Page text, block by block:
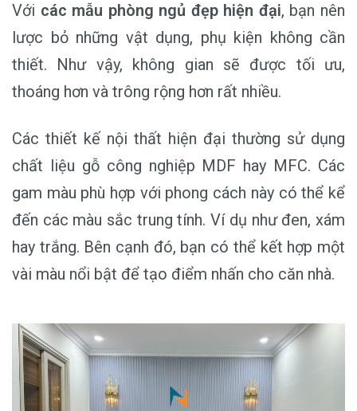
Với các mẫu phòng ngủ đẹp hiện đại, bạn nên
lược bỏ những vật dụng, phụ kiện không cần
thiết. Như vậy, không gian sẽ được tối ưu,
thoáng hơn và trông rộng hơn rất nhiều.
Các thiết kế nội thất hiện đại thường sử dụng
chất liệu gỗ công nghiệp MDF hay MFC. Các
gam màu phù hợp với phong cách này có thể kể
đến các màu sắc trung tính. Ví dụ như đen, xám
hay trắng. Bên cạnh đó, bạn có thể kết hợp một
vài màu nổi bật để tạo điểm nhấn cho căn nhà.